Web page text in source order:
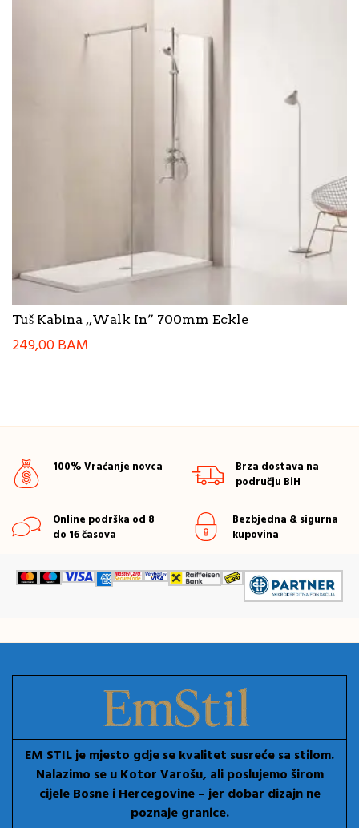
Tuš Kabina ,,Walk In” 700mm Eckle
249,00BAM
100% Vraćanje novca
Brza dostava na
području BiH
Online podrška od 8
do 16 časova
Bezbjedna & sigurna
kupovina
EM STIL je mjesto gdje se kvalitet susreće sa stilom.
Nalazimo se u Kotor Varošu, ali poslujemo širom
cijele Bosne i Hercegovine – jer dobar dizajn ne
poznaje granice.